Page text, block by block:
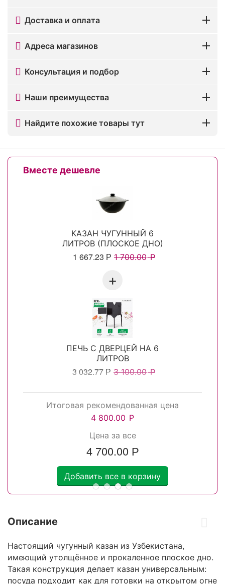
Доставка и оплата
Адреса магазинов
Консультация и подбор
Наши преимущества
Найдите похожие товары тут
Вместе дешевле
КАЗАН ЧУГУННЫЙ 6
ЛИТРОВ (ПЛОСКОЕ ДНО)
1 667.23 Р 1 700.00 Р
+
ПЕЧЬ С ДВЕРЦЕЙ НА 6
ЛИТРОВ
3 032.77 Р 3 100.00 Р
Итоговая рекомендованная цена
4 800.00 Р
Цена за все
4 700.00 Р
Добавить все в корзину
Описание
Настоящий чугунный казан из Узбекистана,
имеющий утолщённое и прокаленное плоское дно.
Такая конструкция делает казан универсальным:
посуда подходит как для готовки на открытом огне